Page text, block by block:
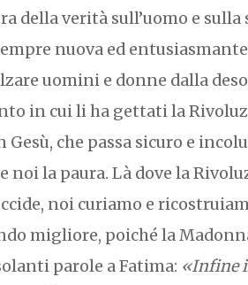
della verità sull’uomo e sulla
nuova ed
uomini e donne dalla
in cui li ha gettati la
Gesù, che passa sicuro e
noi la paura. Là dove la
noi curiamo e
migliore, poiché la
parole a Fatima: «Infine